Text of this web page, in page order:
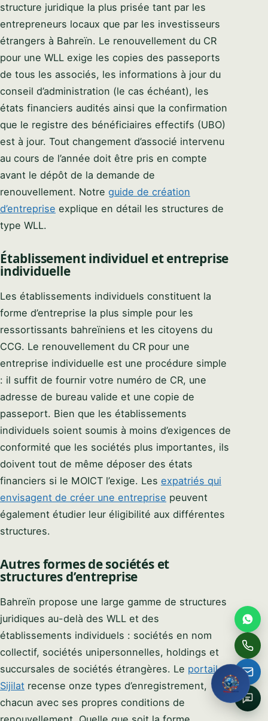
structure juridique la plus prisée tant par les
entrepreneurs locaux que par les investisseurs
étrangers à Bahreïn. Le renouvellement du CR
pour une WLL exige les copies des passeports
de tous les associés, les informations à jour du
conseil d’administration (le cas échéant), les
états financiers audités ainsi que la confirmation
que le registre des bénéficiaires effectifs (UBO)
est à jour. Tout changement d’associé intervenu
au cours de l’année doit être pris en compte
avant le dépôt de la demande de
renouvellement. Notre guide de création
d’entreprise explique en détail les structures de
type WLL.
Établissement individuel et entreprise
individuelle
Les établissements individuels constituent la
forme d’entreprise la plus simple pour les
ressortissants bahreïniens et les citoyens du
CCG. Le renouvellement du CR pour une
entreprise individuelle est une procédure simple
: il suffit de fournir votre numéro de CR, une
adresse de bureau valide et une copie de
passeport. Bien que les établissements
individuels soient soumis à moins d’exigences de
conformité que les sociétés plus importantes, ils
doivent tout de même déposer des états
financiers si le MOICT l’exige. Les expatriés qui
envisagent de créer une entreprise peuvent
également étudier leur éligibilité aux différentes
structures.
Autres formes de sociétés et
structures d’entreprise
Bahreïn propose une large gamme de structures
juridiques au-delà des WLL et des
établissements individuels : sociétés en nom
collectif, sociétés unipersonnelles, holdings et
succursales de sociétés étrangères. Le portail
Sijilat recense onze types d’enregistrement,
chacun avec ses propres conditions de
Full name
Email
How can we help?
Request My Free
Consultation
No obligation · We reply within one business hour · Your
details stay private.